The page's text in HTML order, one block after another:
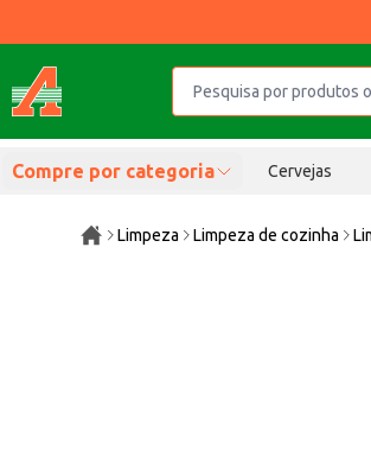
Compre por categoria Cervejas
Limpeza Limpeza de cozinha